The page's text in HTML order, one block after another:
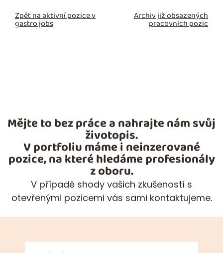
Zpět na aktivní pozice v
gastro jobs
Archiv již obsazených
pracovních pozic
Mějte to bez práce a nahrajte nám svůj
životopis.
V portfoliu máme i neinzerované
pozice, na které hledáme profesionály
z oboru.
V případě shody vašich zkušeností s
otevřenými pozicemi vás sami kontaktujeme.